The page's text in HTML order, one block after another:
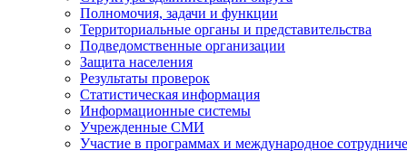
Полномочия, задачи и функции
Территориальные органы и представительства
Подведомственные организации
Защита населения
Результаты проверок
Статистическая информация
Информационные системы
Учрежденные СМИ
Участие в программах и международное